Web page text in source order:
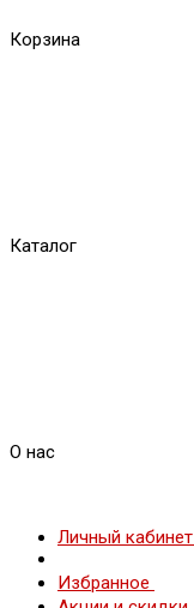
Корзина
Каталог
О нас
Личный кабинет
Избранное